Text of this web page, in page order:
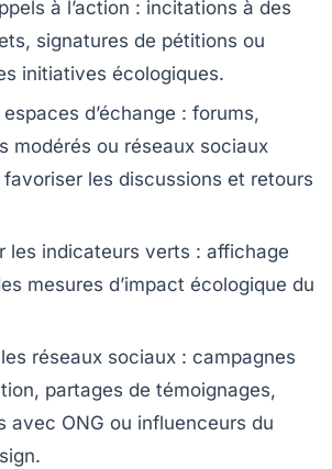
à l’action : incitations à des
signatures de pétitions ou
initiatives écologiques.
d’échange : forums,
modérés ou réseaux sociaux
les discussions et retours
les indicateurs verts : affichage
mesures d’impact écologique du
réseaux sociaux : campagnes
partages de témoignages,
avec ONG ou influenceurs du